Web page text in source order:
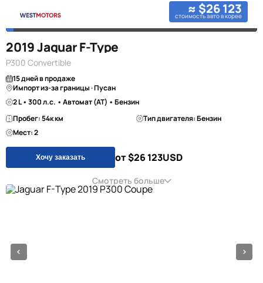
≈ $26 123
стоимость авто в корее
2019 Jaguar F-Type
P300 Convertible
15 дней в продаже
Импорт из-за границы · Пусан
2 L • 300 л.с. • Автомат (AT) • Бензин
Пробег: 54к км
Тип двигателя: Бензин
Мест: 2
Хочу заказать от $26 123USD
Смотреть больше